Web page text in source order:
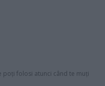
poți folosi atunci când te muți